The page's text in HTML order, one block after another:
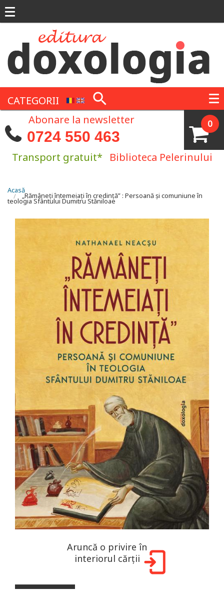
CATEGORII
0
Abonare la newsletter
0724 550 463
Transport gratuit* Biblioteca Pelerinului
Eşti aici
Acasă
„Rămâneţi întemeiaţi în credinţăʺ : Persoană şi comuniune în
teologia Sfântului Dumitru Stăniloae
Aruncă o privire în
interiorul cărții